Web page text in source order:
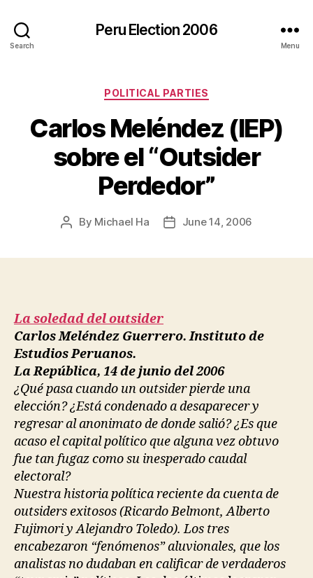
Search
Peru Election 2006
Menu
Categories
POLITICAL PARTIES
Carlos Meléndez (IEP)
sobre el “Outsider
Perdedor”
Post
By Michael Ha
PostJune 14, 2006
La soledad del outsider
Carlos Meléndez Guerrero. Instituto de
Estudios Peruanos.
La República, 14 de junio del 2006
¿Qué pasa cuando un outsider pierde una
elección? ¿Está condenado a desaparecer y
regresar al anonimato de donde salió? ¿Es que
acaso el capital político que alguna vez obtuvo
fue tan fugaz como su inesperado caudal
electoral?
Nuestra historia política reciente da cuenta de
outsiders exitosos (Ricardo Belmont, Alberto
Fujimori y Alejandro Toledo). Los tres
encabezaron “fenómenos” aluvionales, que los
analistas no dudaban en calificar de verdaderos